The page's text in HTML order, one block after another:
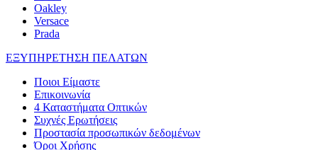
Oakley
Versace
Prada
ΕΞΥΠΗΡΕΤΗΣΗ ΠΕΛΑΤΩΝ
Ποιοι Είμαστε
Επικοινωνία
4 Καταστήματα Οπτικών
Συχνές Ερωτήσεις
Προστασία προσωπικών δεδομένων
Όροι Χρήσης